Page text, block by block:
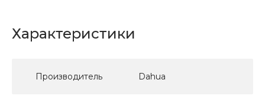
Характеристики
Производитель Dahua